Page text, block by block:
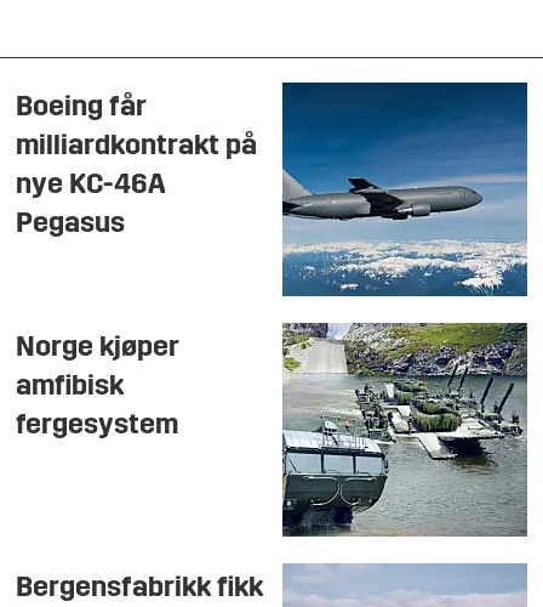
Boeing får
milliardkontrakt på
nye KC-46A
Pegasus
Norge kjøper
amfibisk
fergesystem
Bergensfabrikk fikk